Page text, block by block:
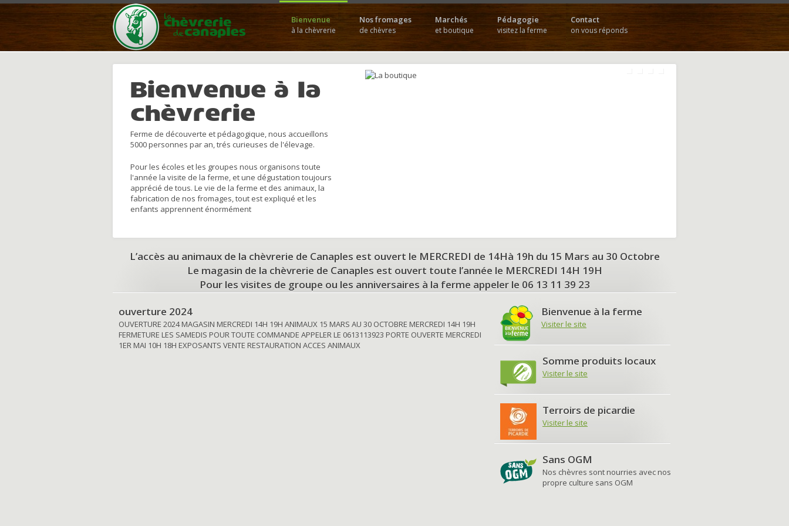
Bienvenue
à la chèvrerie
Nos fromages
de chèvres
Marchés
et boutique
Pédagogie
visitez la ferme
Contact
on vous réponds
Bienvenue à la
chèvrerie
Ferme de découverte et pédagogique, nous accueillons
5000 personnes par an, trés curieuses de l'élevage.
Pour les écoles et les groupes nous organisons toute
l'année la visite de la ferme, et une dégustation toujours
apprécié de tous. Le vie de la ferme et des animaux, la
fabrication de nos fromages, tout est expliqué et les
enfants apprennent énormément
L’accès au animaux de la chèvrerie de Canaples est ouvert le MERCREDI de 14Hà 19h du 15 Mars au 30 Octobre
Le magasin de la chèvrerie de Canaples est ouvert toute l’année le MERCREDI 14H 19H
Pour les visites de groupe ou les anniversaires à la ferme appeler le 06 13 11 39 23
ouverture 2024
OUVERTURE 2024 MAGASIN MERCREDI 14H 19H ANIMAUX 15 MARS AU 30 OCTOBRE MERCREDI 14H 19H
FERMETURE LES SAMEDIS POUR TOUTE COMMANDE APPELER LE 0613113923 PORTE OUVERTE MERCREDI
1ER MAI 10H 18H EXPOSANTS VENTE RESTAURATION ACCES ANIMAUX
Bienvenue à la ferme
Visiter le site
Somme produits locaux
Visiter le site
Terroirs de picardie
Visiter le site
Sans OGM
Nos chèvres sont nourries avec nos
propre culture sans OGM